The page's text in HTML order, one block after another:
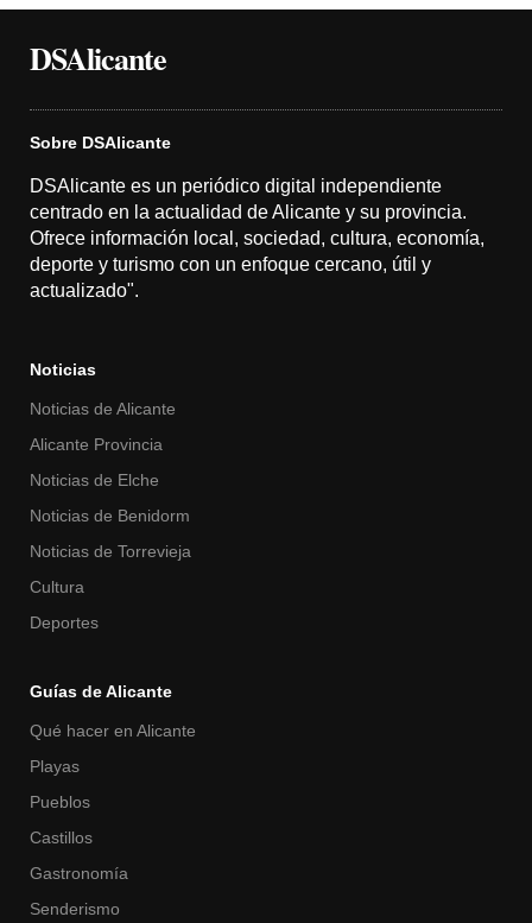
DSAlicante
Sobre DSAlicante
DSAlicante es un periódico digital independiente
centrado en la actualidad de Alicante y su provincia.
Ofrece información local, sociedad, cultura, economía,
deporte y turismo con un enfoque cercano, útil y
actualizado".
Noticias
Noticias de Alicante
Alicante Provincia
Noticias de Elche
Noticias de Benidorm
Noticias de Torrevieja
Cultura
Deportes
Guías de Alicante
Qué hacer en Alicante
Playas
Pueblos
Castillos
Gastronomía
Senderismo